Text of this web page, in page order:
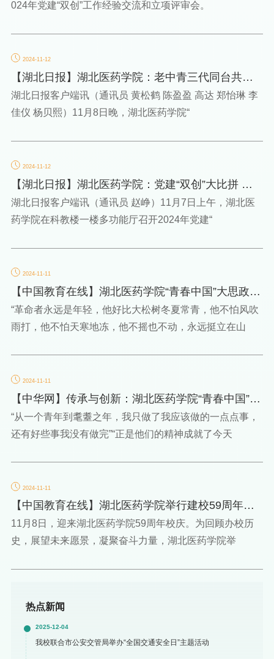
024年党建“双创”工作经验交流和立项评审会。
2024-11-12
【湖北日报】湖北医药学院：老中青三代同台共
讲“青春中国”大思...
湖北日报客户端讯（通讯员 黄松鹤 陈盈盈 高达 郑怡琳 李
佳仪 杨贝熙）11月8日晚，湖北医药学院“
2024-11-12
【湖北日报】湖北医药学院：党建“双创”大比拼 推
动工作上台阶
湖北日报客户端讯（通讯员 赵峥）11月7日上午，湖北医
药学院在科教楼一楼多功能厅召开2024年党建“
2024-11-11
【中国教育在线】湖北医药学院“青春中国”大思政课
开讲
“革命者永远是年轻，他好比大松树冬夏常青，他不怕风吹
雨打，他不怕天寒地冻，他不摇也不动，永远挺立在山
2024-11-11
【中华网】传承与创新：湖北医药学院“青春中国”大
思政课“有味...
“从一个青年到耄耋之年，我只做了我应该做的一点点事，
还有好些事我没有做完”“正是他们的精神成就了今天
2024-11-11
【中国教育在线】湖北医药学院举行建校59周年系
列庆祝活动
11月8日，迎来湖北医药学院59周年校庆。为回顾办校历
史，展望未来愿景，凝聚奋斗力量，湖北医药学院举
热点新闻
2025-12-04
我校联合市公安交管局举办“全国交通安全日”主题活动